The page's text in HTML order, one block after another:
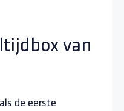
van
de eerste